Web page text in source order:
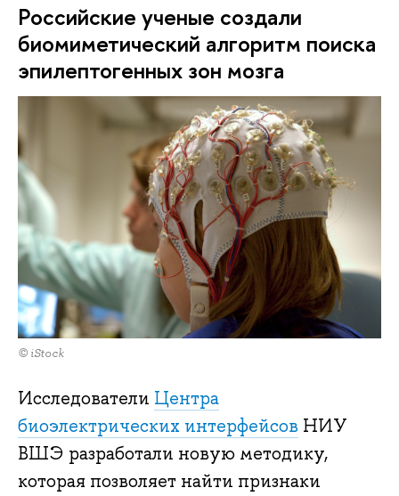
Российские ученые создали
биомиметический алгоритм поиска
эпилептогенных зон мозга
© iStock
Исследователи Центра
биоэлектрических интерфейсов НИУ
ВШЭ разработали новую методику,
которая позволяет найти признаки